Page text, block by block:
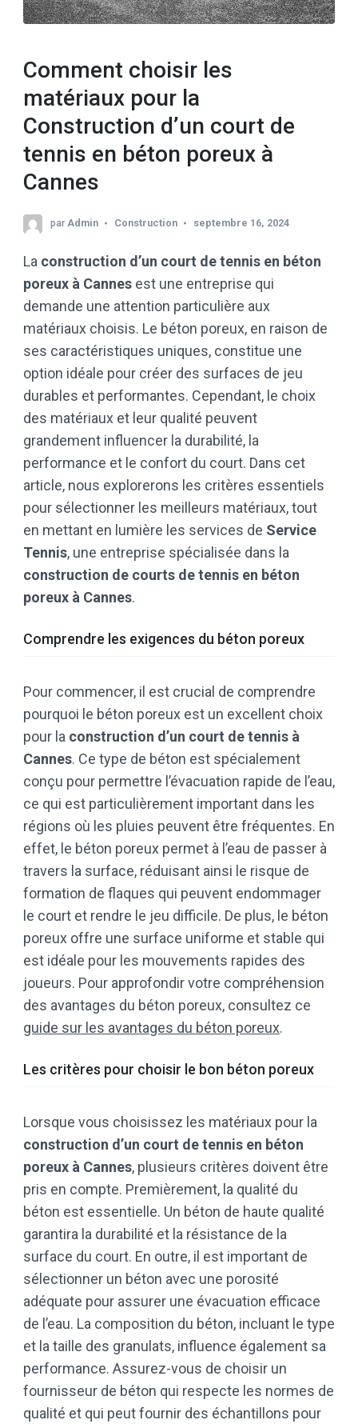
Comment choisir les
matériaux pour la
Construction d’un court de
tennis en béton poreux à
Cannes
parAdmin Construction septembre 16, 2024
La construction d’un court de tennis en béton
poreux à Cannes est une entreprise qui
demande une attention particulière aux
matériaux choisis. Le béton poreux, en raison de
ses caractéristiques uniques, constitue une
option idéale pour créer des surfaces de jeu
durables et performantes. Cependant, le choix
des matériaux et leur qualité peuvent
grandement influencer la durabilité, la
performance et le confort du court. Dans cet
article, nous explorerons les critères essentiels
pour sélectionner les meilleurs matériaux, tout
en mettant en lumière les services de Service
Tennis, une entreprise spécialisée dans la
construction de courts de tennis en béton
poreux à Cannes.
Comprendre les exigences du béton poreux
Pour commencer, il est crucial de comprendre
pourquoi le béton poreux est un excellent choix
pour la construction d’un court de tennis à
Cannes. Ce type de béton est spécialement
conçu pour permettre l’évacuation rapide de l’eau,
ce qui est particulièrement important dans les
régions où les pluies peuvent être fréquentes. En
effet, le béton poreux permet à l’eau de passer à
travers la surface, réduisant ainsi le risque de
formation de flaques qui peuvent endommager
le court et rendre le jeu difficile. De plus, le béton
poreux offre une surface uniforme et stable qui
est idéale pour les mouvements rapides des
joueurs. Pour approfondir votre compréhension
des avantages du béton poreux, consultez ce
guide sur les avantages du béton poreux.
Les critères pour choisir le bon béton poreux
Lorsque vous choisissez les matériaux pour la
construction d’un court de tennis en béton
poreux à Cannes, plusieurs critères doivent être
pris en compte. Premièrement, la qualité du
béton est essentielle. Un béton de haute qualité
garantira la durabilité et la résistance de la
surface du court. En outre, il est important de
sélectionner un béton avec une porosité
adéquate pour assurer une évacuation efficace
de l’eau. La composition du béton, incluant le type
et la taille des granulats, influence également sa
performance. Assurez-vous de choisir un
fournisseur de béton qui respecte les normes de
qualité et qui peut fournir des échantillons pour